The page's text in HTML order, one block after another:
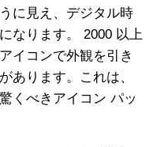
に見え、デジタル時
なります。 2000 以上
イコンで外観を引き
あります。これは、
くべきアイコン パッ